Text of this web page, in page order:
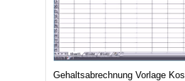
Gehaltsabrechnung Vorlage